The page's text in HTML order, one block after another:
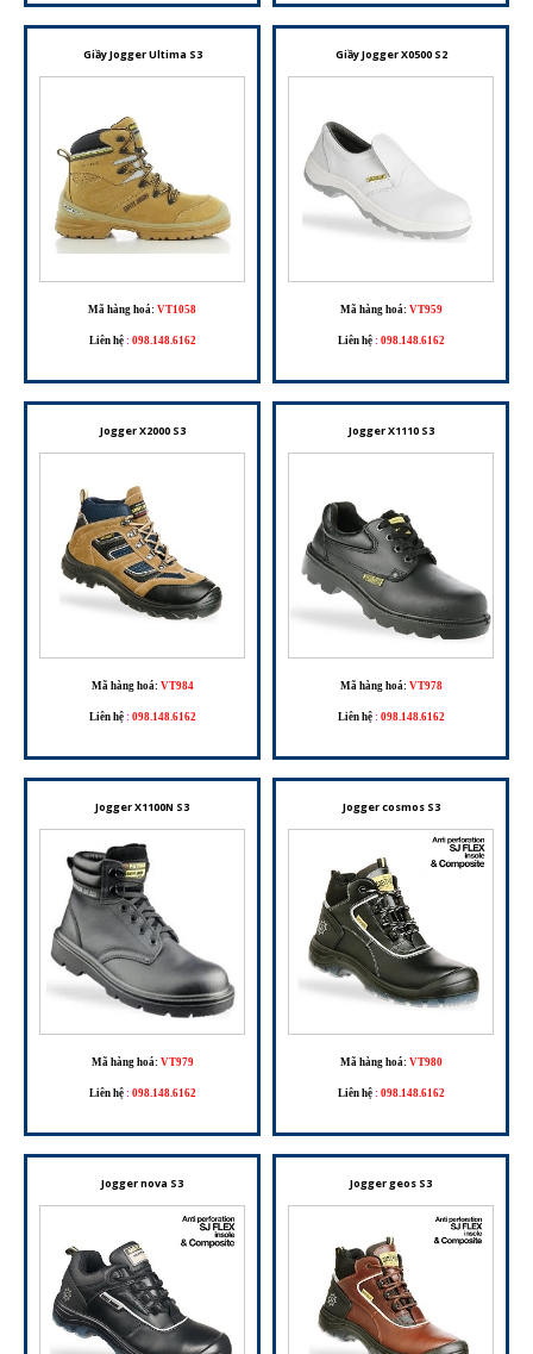
Giầy Jogger Ultima S3
Mã hàng hoá: VT1058
Liên hệ : 098.148.6162
Giầy Jogger X0500 S2
Mã hàng hoá: VT959
Liên hệ : 098.148.6162
Jogger X2000 S3
Mã hàng hoá: VT984
Liên hệ : 098.148.6162
Jogger X1110 S3
Mã hàng hoá: VT978
Liên hệ : 098.148.6162
Jogger X1100N S3
Mã hàng hoá: VT979
Liên hệ : 098.148.6162
Jogger cosmos S3
Mã hàng hoá: VT980
Liên hệ : 098.148.6162
Jogger nova S3 Jogger geos S3